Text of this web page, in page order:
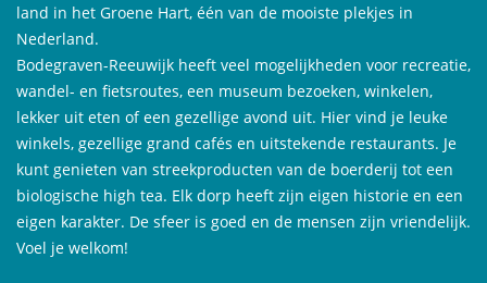
land in het Groene Hart, één van de mooiste plekjes in
Nederland.
Bodegraven-Reeuwijk heeft veel mogelijkheden voor recreatie,
wandel- en fietsroutes, een museum bezoeken, winkelen,
lekker uit eten of een gezellige avond uit. Hier vind je leuke
winkels, gezellige grand cafés en uitstekende restaurants. Je
kunt genieten van streekproducten van de boerderij tot een
biologische high tea. Elk dorp heeft zijn eigen historie en een
eigen karakter. De sfeer is goed en de mensen zijn vriendelijk.
Voel je welkom!